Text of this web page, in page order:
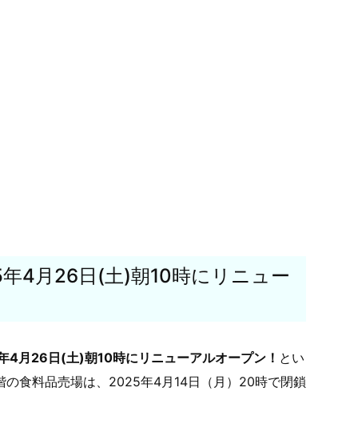
4月26日(土)朝10時にリニュー
4月26日(土)朝10時にリニューアルオープン！ とい
食料品売場は、2025年4月14日（月）20時で閉鎖